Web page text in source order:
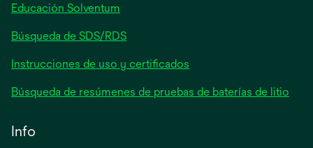
Educación Solventum
Búsqueda de SDS/RDS
Instrucciones de uso y certificados
Búsqueda de resúmenes de pruebas de baterías de litio
Info